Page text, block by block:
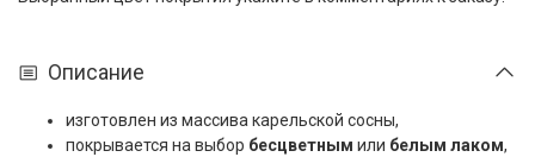
Описание
изготовлен из массива карельской сосны,
покрывается на выбор бесцветным или белым лаком,